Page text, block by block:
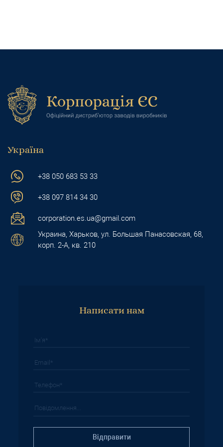
Україна
+38 050 683 53 33
+38 097 814 34 30
corporation.es.ua@gmail.com
Украина, Харьков, ул. Большая Панасовская, 68,
корп. 2-А, кв. 210
Написати нам
Вiдправити